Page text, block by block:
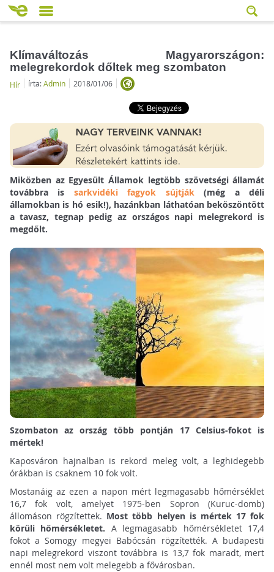
Klímaváltozás Magyarországon:
melegrekordok dőltek meg szombaton
Hír írta:Admin 2018/01/06
Miközben az Egyesült Államok legtöbb szövetségi államát
továbbra is sarkvidéki fagyok sújtják(még a déli
államokban is hó esik!), hazánkban láthatóan beköszöntött
a tavasz, tegnap pedig az országos napi melegrekord is
megdőlt.
Szombaton az ország több pontján 17 Celsius-fokot is
mértek!
Kaposváron hajnalban is rekord meleg volt, a leghidegebb
órákban is csaknem 10 fok volt.
Mostanáig az ezen a napon mért legmagasabb hőmérséklet
16,7 fok volt, amelyet 1975-ben Sopron (Kuruc-domb)
állomáson rögzítettek. Most több helyen is mértek 17 fok
körüli hőmérsékletet. A legmagasabb hőmérsékletet 17,4
fokot a Somogy megyei Babócsán rögzítették. A budapesti
napi melegrekord viszont továbbra is 13,7 fok maradt, mert
ennél most nem volt melegebb a fővárosban.